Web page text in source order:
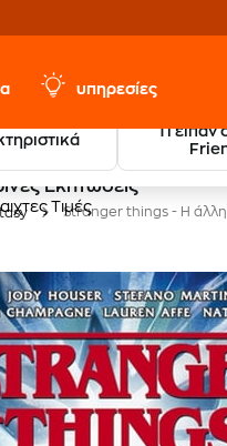
υπηρεσίες
Τι είπαν
Εκπτώσεις
Τιμές
Stranger things - Η